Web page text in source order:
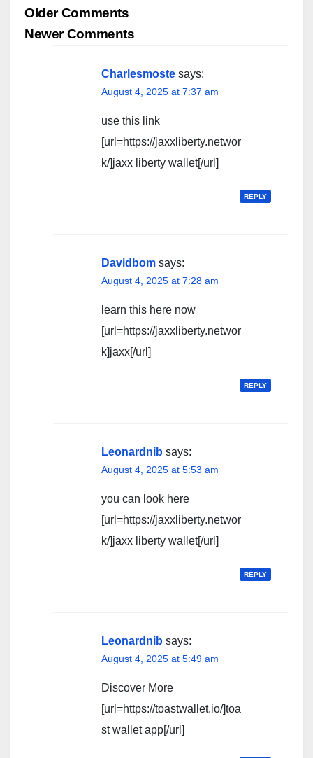
Comment
navigation
Older Comments
Newer Comments
Charlesmoste says:
August 4, 2025 at 7:37 am
use this link
[url=https://jaxxliberty.networ
k/]jaxx liberty wallet[/url]
REPLY
Davidbom says:
August 4, 2025 at 7:28 am
learn this here now
[url=https://jaxxliberty.networ
k]jaxx[/url]
REPLY
Leonardnib says:
August 4, 2025 at 5:53 am
you can look here
[url=https://jaxxliberty.networ
k/]jaxx liberty wallet[/url]
REPLY
Leonardnib says:
August 4, 2025 at 5:49 am
Discover More
[url=https://toastwallet.io/]toa
st wallet app[/url]